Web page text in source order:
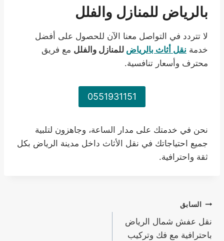
بالرياض للمنازل والفلل
لا تتردد في التواصل معنا الآن للحصول على أفضل
خدمة نقل أثاث بالرياض للمنازل والفلل مع فريق
محترف وأسعار تنافسية.
0551931151
نحن في خدمتك على مدار الساعة، وجاهزون لتلبية
جميع احتياجاتك في نقل الأثاث داخل مدينة الرياض بكل
ثقة واحترافية.
تصفّح
المقالات
السابق
نقل عفش شمال الرياض
باحترافية مع فك وتركيب